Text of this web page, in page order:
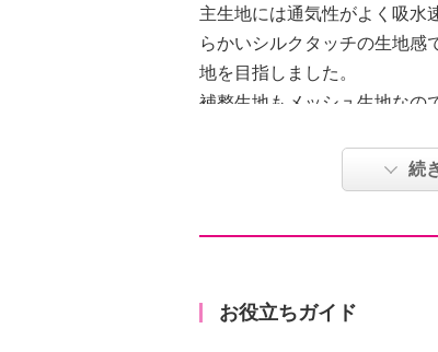
主生地には通気性がよく吸水
らかいシルクタッチの生地感
地を目指しました。
補整生地もメッシュ生地なの
華やかさと高級感がありなが
収納し、はいた瞬間見た目ス
しました。
続
お役立ちガイド